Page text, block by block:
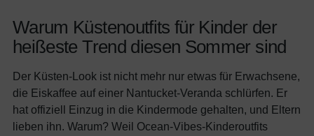
Warum Küstenoutfits für Kinder der
heißeste Trend diesen Sommer sind
Der Küsten-Look ist nicht mehr nur etwas für Erwachsene,
die Eiskaffee auf einer Nantucket-Veranda schlürfen. Er
hat offiziell Einzug in die Kindermode gehalten, und Eltern
lieben ihn. Warum? Weil Ocean-Vibes-Kinderoutfits